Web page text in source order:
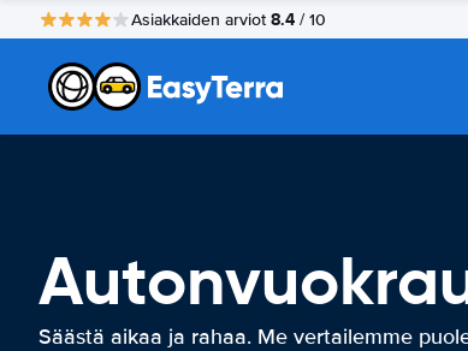
Asiakkaiden arviot 8.4 / 10
Säästä aikaa ja rahaa. Me vertailemme